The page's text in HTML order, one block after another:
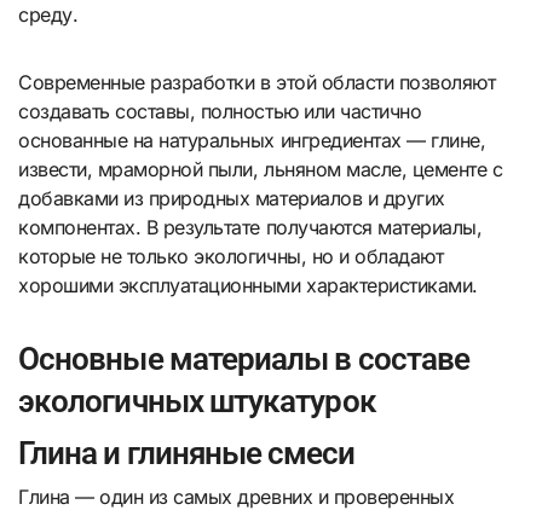
среду.
Современные разработки в этой области позволяют
создавать составы, полностью или частично
основанные на натуральных ингредиентах — глине,
извести, мраморной пыли, льняном масле, цементе с
добавками из природных материалов и других
компонентах. В результате получаются материалы,
которые не только экологичны, но и обладают
хорошими эксплуатационными характеристиками.
Основные материалы в составе
экологичных штукатурок
Глина и глиняные смеси
Глина — один из самых древних и проверенных